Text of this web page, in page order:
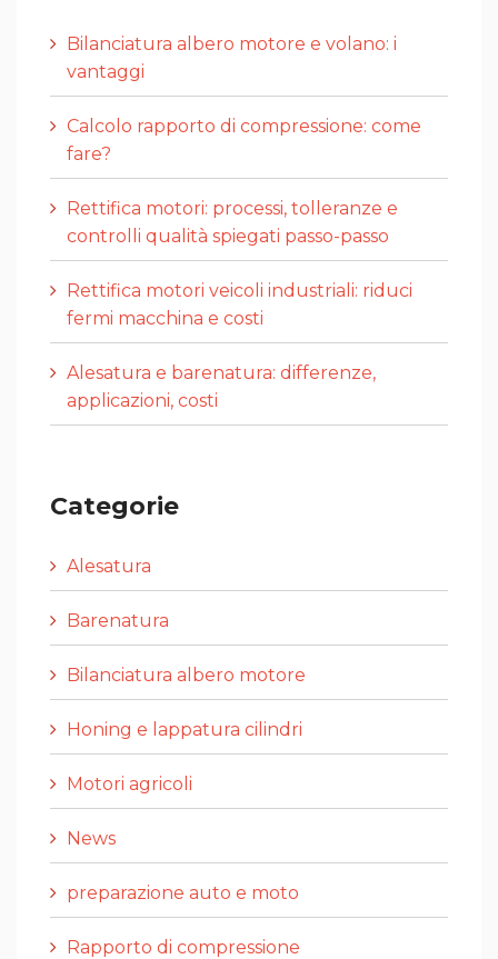
Bilanciatura albero motore e volano: i
vantaggi
Calcolo rapporto di compressione: come
fare?
Rettifica motori: processi, tolleranze e
controlli qualità spiegati passo-passo
Rettifica motori veicoli industriali: riduci
fermi macchina e costi
Alesatura e barenatura: differenze,
applicazioni, costi
Categorie
Alesatura
Barenatura
Bilanciatura albero motore
Honing e lappatura cilindri
Motori agricoli
News
preparazione auto e moto
Rapporto di compressione